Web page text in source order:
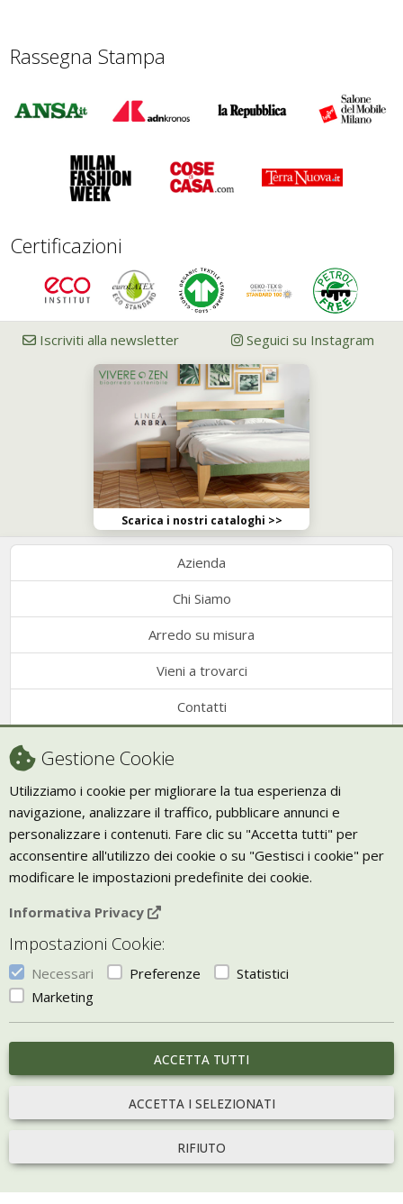
Rassegna Stampa
Certificazioni
Iscriviti alla newsletter Seguici su Instagram
Scarica i nostri cataloghi >>
Azienda
Chi Siamo
Arredo su misura
Vieni a trovarci
Contatti
Trasporto
Giornale Bio
Bio Arredamento
Vivere Zen è un marchio di Uketis srls
p.iva IT06473130828
Gestisci i Cookie
portale sviluppato conBill e-commerce
Gestione Cookie
Utilizziamo i cookie per migliorare la tua esperienza di
navigazione, analizzare il traffico, pubblicare annunci e
personalizzare i contenuti. Fare clic su "Accetta tutti" per
acconsentire all'utilizzo dei cookie o su "Gestisci i cookie" per
modificare le impostazioni predefinite dei cookie.
Informativa Privacy
Impostazioni Cookie:
Necessari Preferenze
Statistici
Marketing
ACCETTA TUTTI
ACCETTA I SELEZIONATI
RIFIUTO